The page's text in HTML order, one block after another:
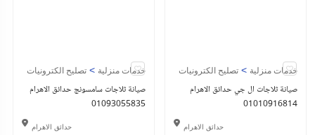
خدمات منزلية > تصليح الكترونيات
صيانة ثلاجات سامسونج حدائق الاهرام
01093055835
حدائق الاهرام
خدمات منزلية > تصليح الكترونيات
صيانة ثلاجات ال جي حدائق الاهرام
01010916814
حدائق الاهرام